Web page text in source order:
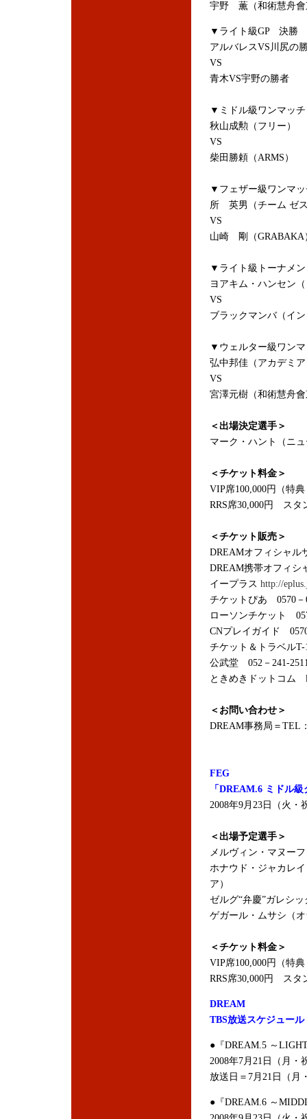
宇野 薫（和術慧舟會
▼ライト級GP 決勝
アルバレスVS川尻の
VS
青木VS宇野の勝者
▼ミドル級ワンマッチ
秋山成勲（フリー）
VS
柴田勝頼（ARMS）
▼フェザー級ワンマ
所 英男（チーム ゼ
VS
山崎 剛（GRABAKA
▼ライト級トーナメ
ヨアキム・ハンセン
VS
ブラックマンバ（イ
▼ウェルター級ワン
弘中邦佳（アカデミ
VS
宮澤元樹（和術慧舟
＜出場決定選手＞
マーク・ハント（ニ
＜チケット料金＞
VIP席100,000円（特
RRS席30,000円 スタ
＜チケット販売＞
DREAMオフィシャ
DREAM携帯オフィ
イープラス http://
チケットぴあ 0570－
ローソンチケット
CNプレイガイド
チケット＆トラベル
公武堂 052－241-
ときめきドットコム
＜お問い合わせ＞
DREAM事務局＝TEL
FEG
「DREAM.6 ミドル
2008年9月23日（火・
＜出場予定選手＞
メルヴィン・マヌー
ホナウド・ジャカレ
ア）
ゼルグ“弁慶”ガレシ
ゲガール・ムサシ（
＜チケット料金＞
VIP席100,000円（特
RRS席30,000円 スタ
DREAM
TBS放送スケジュール
●『DREAM.5 ～
2008年7月21日（月・
放送日＝7月21日（月
●『DREAM.6 ～